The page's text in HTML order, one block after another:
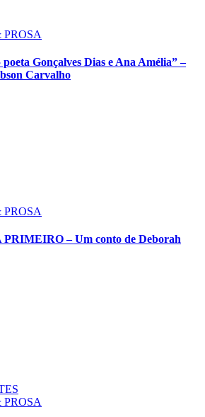
PROSA
Gonçalves Dias e Ana Amélia” –
Carvalho
PROSA
– Um conto de Deborah
PROSA